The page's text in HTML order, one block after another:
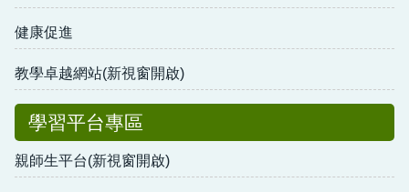
健康促進
教學卓越網站(新視窗開啟)
學習平台專區
親師生平台(新視窗開啟)